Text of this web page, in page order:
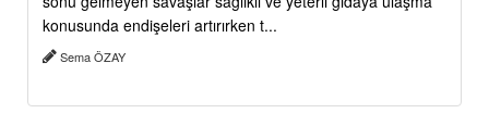
konusunda endişeleri artırırken t...
Sema ÖZAY